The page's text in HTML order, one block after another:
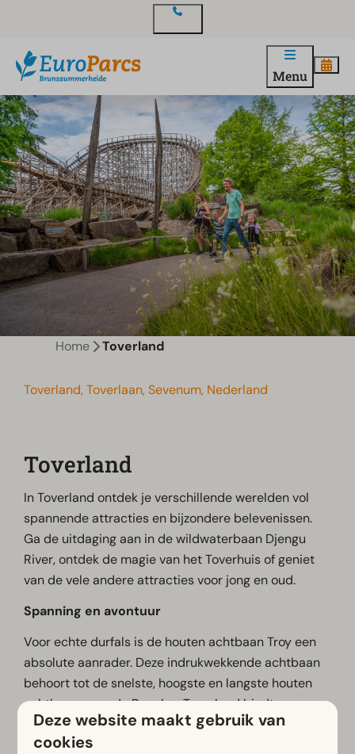
Menu
Home Toverland
Toverland, Toverlaan, Sevenum, Nederland
Toverland
In Toverland ontdek je verschillende werelden vol
spannende attracties en bijzondere belevenissen.
Ga de uitdaging aan in de wildwaterbaan Djengu
River, ontdek de magie van het Toverhuis of geniet
van de vele andere attracties voor jong en oud.
Spanning en avontuur
Voor echte durfals is de houten achtbaan Troy een
absolute aanrader. Deze indrukwekkende achtbaan
behoort tot de snelste, hoogste en langste houten
achtbanen van de Benelux. Toverland biedt een
veelzijdig dagje uit voor het hele gezin.
Deze website maakt gebruik van
cookies